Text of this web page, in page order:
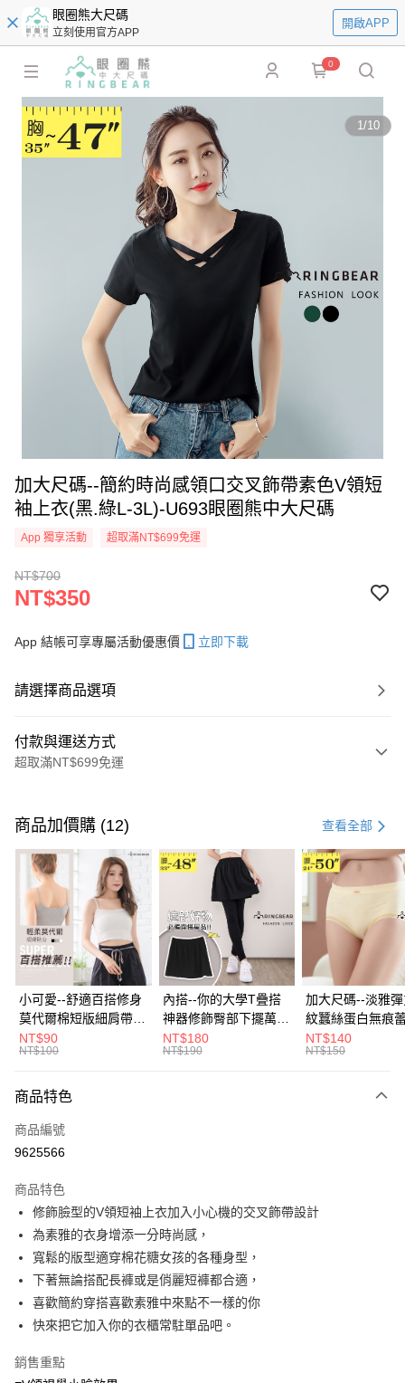
眼圈熊大尺碼
立刻使用官方APP
開啟APP
0
1/10
加大尺碼--簡約時尚感領口交叉飾帶素色V領短
袖上衣(黑.綠L-3L)-U693眼圈熊中大尺碼
App 獨享活動 超取滿NT$699免運
NT$700
NT$350
App 結帳可享專屬活動優惠價 立即下載
請選擇商品選項
付款與運送方式
超取滿NT$699免運
信用卡一次付款
超商取貨付款
LINE Pay
Apple Pay
街口支付
悠遊付
Google Pay
全盈+PAY
大哥付你分期
【大哥付你分期使用說明】
1.本服務由台灣大哥大提供，台灣大哥大用戶可立即使用無須另外申請。
流程，驗證手機門號後，選擇欲分期的期數、繳款截止日，確認付款後即完
成交易。
3.實際核准額度、可分期數及費用金額請依後續交易確認頁面所載為準。
4.訂單成立30分鐘內，如未前往確認交易或遇審核未通過，訂單將自動取
法說明評估內容。
【繳款方式說明】
1.分期款項不併入電信帳單，「大哥付你分期」於每月結算日後寄送繳費提
醒簡訊。
2.透過簡訊連結打開帳單後，可選擇「超商條碼／台灣大直營門市／銀行轉
【注意事項】
AFTEE先享後付
【關於「AFTEE先享後付」】
AFTEE先享後付是「在收到商品之後才付款」的支付方式。 讓您購物簡單
便利好安心！
１．簡單：不需註冊會員、不需綁卡、不需儲值。
２．便利：只要手機號碼，簡訊認證，即可結帳。
３．安心：先確認商品／服務後，再付款。
【「AFTEE先享後付」結帳流程】
１．於結帳方式選擇「AFTEE先享後付」後，將跳轉至「AFTEE先享後付」
３．收到繳費通知簡訊後14天內，點擊此簡訊中的連結，可透過四大超商／
ATM付款
全家取貨付款
每筆NT$70，滿NT$699(含以上)免運費
付款後全家取貨
每筆NT$70，滿NT$699(含以上)免運費
商品加價購 (12) 查看全部
小可愛--舒適百搭修身
莫代爾棉短版細肩帶素
色背心(白.黑.灰L-2L)-
U582眼圈熊中大尺碼
NT$90
NT$100
內搭--你的大學T疊搭
神器修飾臀部下擺萬用
內搭裙/遮臀裙(黑2L-
6L)-Q155眼圈熊中大
NT$180
NT$190
加大尺碼--淡雅
紋蠶絲蛋白無痕
角內褲(白.粉.藍.
3L)-L28眼圈熊中
NT$140
NT$150
商品特色
商品編號
9625566
商品特色
修飾臉型的V領短袖上衣加入小心機的交叉飾帶設計
為素雅的衣身增添一分時尚感，
寬鬆的版型適穿棉花糖女孩的各種身型，
下著無論搭配長褲或是俏麗短褲都合適，
喜歡簡約穿搭喜歡素雅中來點不一樣的你
快來把它加入你的衣櫃常駐單品吧。
銷售重點